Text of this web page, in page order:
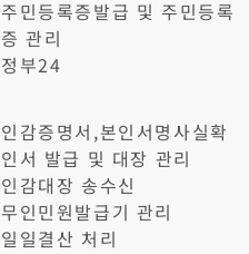
주민등록증발급 및 주민등록
증 관리
정부24
인감증명서,본인서명사실확
인서 발급 및 대장 관리
인감대장 송수신
무인민원발급기 관리
일일결산 처리